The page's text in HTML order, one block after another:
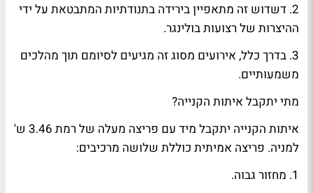
2. דשדוש זה מתאפיין בירידה בתנודתיות המתבטאת על ידי
ההיצרות של רצועות בולינגר.
3. בדרך כלל, אירועים מסוג זה מגיעים לסיומם תוך מהלכים
משמעותיים.
מתי יתקבל איתות הקנייה?
איתות הקנייה יתקבל מיד עם פריצה מעלה של רמת 3.46 ש'
למניה. פריצה אמיתית כוללת שלושה מרכיבים:
1. מחזור גבוה.